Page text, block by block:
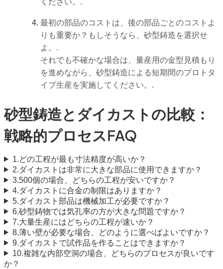
ください。.
最初の部品のコストは、後の部品ごとのコストよ
りも重要か？もしそうなら、砂型鋳造を選択せ
よ。.
それでも不確かな場合は、量産用の金型見積もり
を進めながら、砂型鋳造による短期間のプロトタ
イプ生産を実施してください。.
砂型鋳造とダイカストの比較：
戦略的プロセスFAQ
1.どの工程が最も寸法精度が高いか？
2.ダイカストは非常に大きな部品に使用できますか？
3.500個の場合、どちらの工程が安いですか？
4.ダイカストに合金の制限はありますか？
5.ダイカスト部品は機械加工が必要ですか？
6.砂型鋳物では気孔率の方が大きな問題ですか？
7.大量生産にはどちらの工程が速いか？
8.薄い壁が必要な場合、どのように選べばよいですか？
9.ダイカストで試作品を作ることはできますか？
10.複雑な内部空洞の場合、どちらのプロセスが良いです
か？